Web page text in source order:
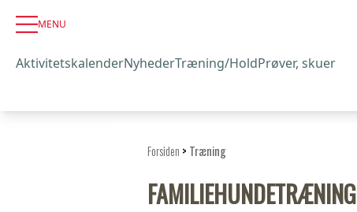
MENU
AktivitetskalenderNyhederTræning/HoldPrøver, skuer
Forsiden > Træning
FAMILIEHUNDETRÆNING